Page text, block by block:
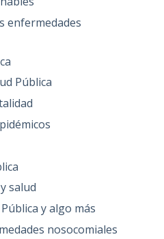
enfermedades
Pública
salud
y algo más
nosocomiales